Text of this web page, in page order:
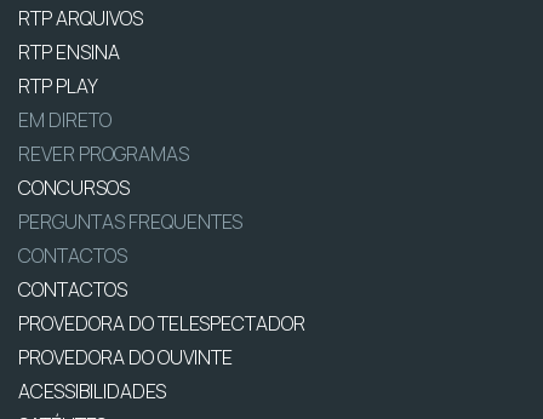
RTP ARQUIVOS
RTP ENSINA
RTP PLAY
EM DIRETO
REVER PROGRAMAS
CONCURSOS
PERGUNTAS FREQUENTES
CONTACTOS
CONTACTOS
PROVEDORA DO TELESPECTADOR
PROVEDORA DO OUVINTE
ACESSIBILIDADES